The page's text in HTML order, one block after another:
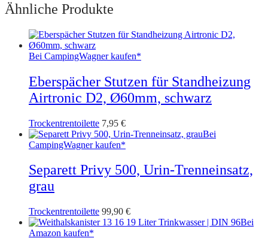
Ähnliche Produkte
Bei CampingWagner kaufen*
Eberspächer Stutzen für Standheizung
Airtronic D2, Ø60mm, schwarz
Trockentrentoilette 7,95 €
Bei
CampingWagner kaufen*
Separett Privy 500, Urin-Trenneinsatz,
grau
Trockentrentoilette 99,90 €
Bei
Amazon kaufen*